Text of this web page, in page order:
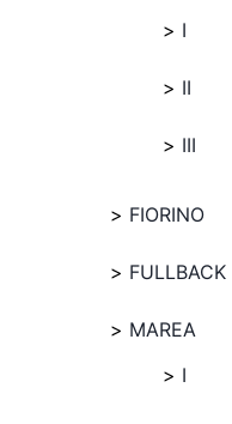
I
II
III
FIORINO
FULLBACK
MAREA
I